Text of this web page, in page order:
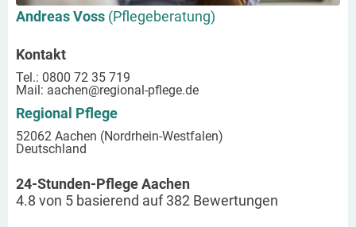
Andreas Voss (Pflegeberatung)
Kontakt
Tel.: 0800 72 35 719
Mail: aachen@regional-pflege.de
Regional Pflege
52062 Aachen (Nordrhein-Westfalen)
Deutschland
24-Stunden-Pflege Aachen
4.8 von 5 basierend auf382 Bewertungen